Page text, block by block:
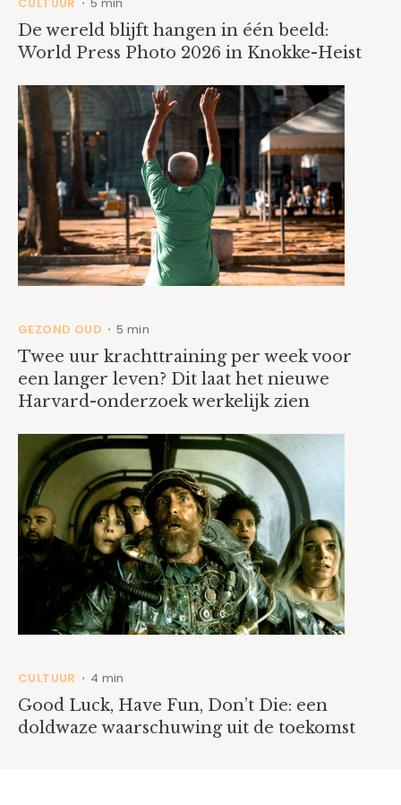
CULTUUR • 5 min
De wereld blijft hangen in één beeld:
World Press Photo 2026 in Knokke-Heist
GEZOND OUD • 5 min
Twee uur krachttraining per week voor
een langer leven? Dit laat het nieuwe
Harvard-onderzoek werkelijk zien
CULTUUR • 4 min
Good Luck, Have Fun, Don’t Die: een
doldwaze waarschuwing uit de toekomst